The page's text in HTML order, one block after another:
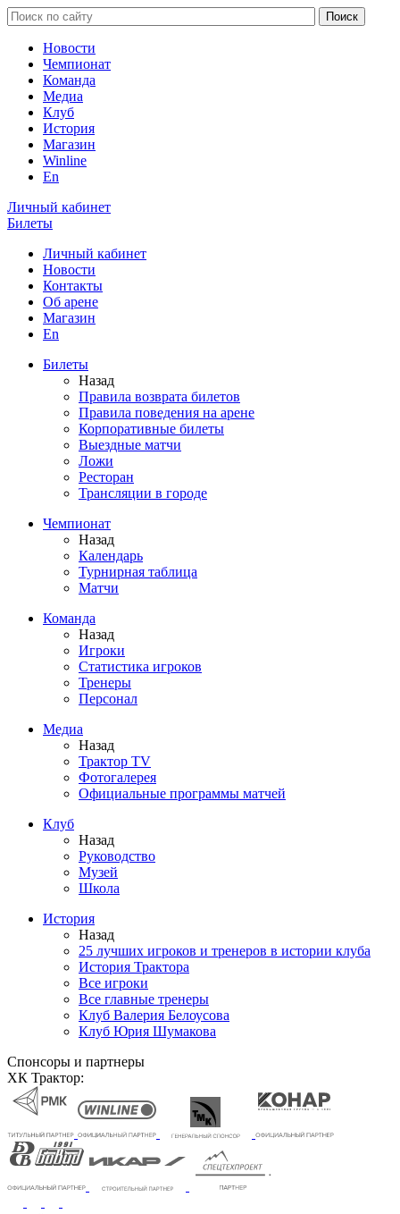
Новости
Чемпионат
Команда
Медиа
Клуб
История
Магазин
Winline
En
Личный кабинет
Билеты
Личный кабинет
Новости
Контакты
Об арене
Магазин
En
Билеты
Назад
Правила возврата билетов
Правила поведения на арене
Корпоративные билеты
Выездные матчи
Ложи
Ресторан
Трансляции в городе
Чемпионат
Назад
Календарь
Турнирная таблица
Матчи
Команда
Назад
Игроки
Статистика игроков
Тренеры
Персонал
Медиа
Назад
Трактор TV
Фотогалерея
Официальные программы матчей
Клуб
Назад
Руководство
Музей
Школа
История
Назад
25 лучших игроков и тренеров в истории клуба
История Трактора
Все игроки
Все главные тренеры
Клуб Валерия Белоусова
Клуб Юрия Шумакова
Спонсоры и партнеры
ХК Трактор: